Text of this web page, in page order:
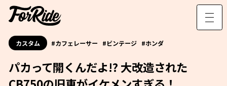
カスタム カフェレーサー ビンテージ ホンダ
パカって開くんだよ!? 大改造された